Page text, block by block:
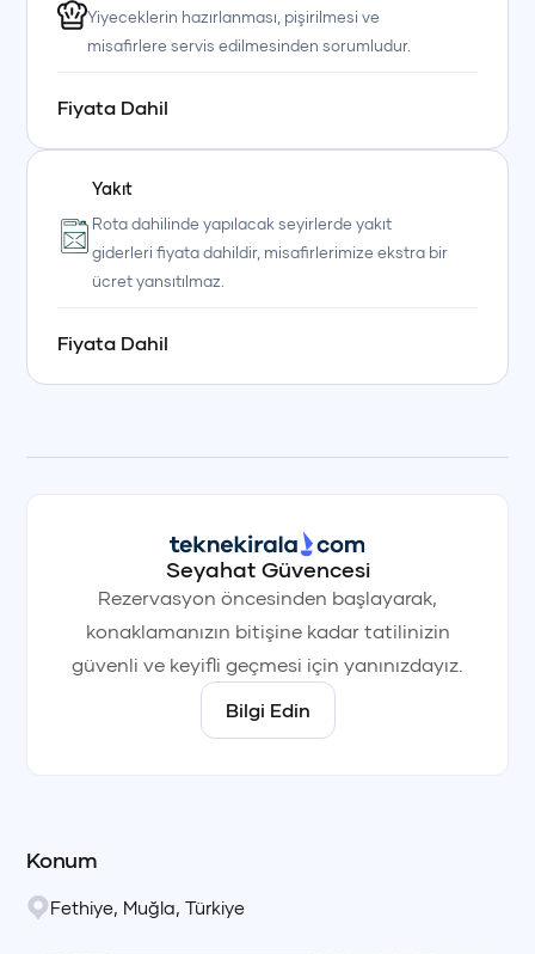
+90 (850) 242 50 50
+90 (850) 242 50 50
Yiyeceklerin hazırlanması, pişirilmesi ve
misafirlere servis edilmesinden sorumludur.
Fiyata Dahil
Yakıt
Rota dahilinde yapılacak seyirlerde yakıt
giderleri fiyata dahildir, misafirlerimize ekstra bir
ücret yansıtılmaz.
Fiyata Dahil
Seyahat Güvencesi
Rezervasyon öncesinden başlayarak,
konaklamanızın bitişine kadar tatilinizin
güvenli ve keyifli geçmesi için yanınızdayız.
Bilgi Edin
Konum
Fethiye Muğla Türkiye
+90 (850) 242 50 50